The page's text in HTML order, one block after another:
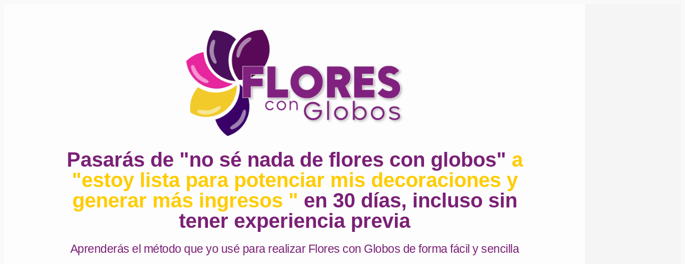
Pasarás de "no sé nada de flores con globos" a
"estoy lista para potenciar mis decoraciones y
generar más ingresos " en 30 días, incluso sin
tener experiencia previa
Aprenderás el método que yo usé para realizar Flores con Globos de forma fácil y sencilla